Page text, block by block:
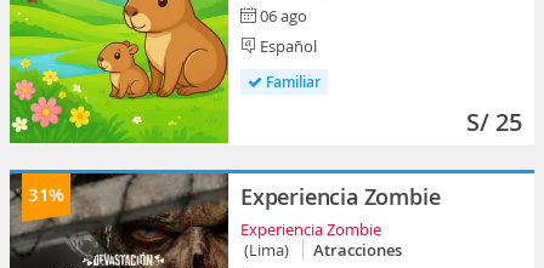
06 ago
Español
Familiar
S/ 25
31% Experiencia Zombie
Experiencia Zombie
(Lima)
Atracciones